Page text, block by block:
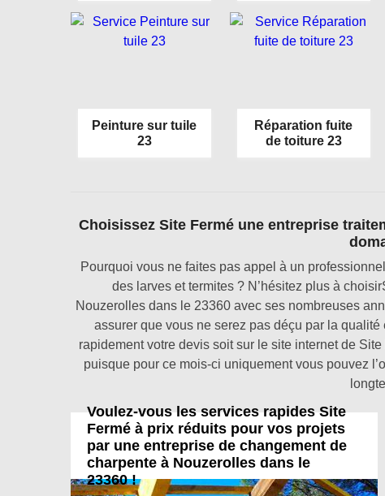
Peinture sur tuile
23
Réparation fuite
de toiture 23
Choisissez Site Fermé une entreprise
Pourquoi vous ne faites pas appel à un
des larves et termites ? N’hésitez plus à
Nouzerolles dans le 23360 avec ses nombreuses
assurer que vous ne serez pas déçu par la
rapidement votre devis soit sur le site internet de
puisque pour ce mois-ci uniquement vous pouvez
Voulez-vous les services rapides Site
Fermé à prix réduits pour vos projets
par une entreprise de changement de
charpente à Nouzerolles dans le
23360 !